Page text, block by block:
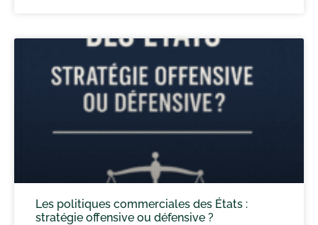
Les politiques commerciales des États :
stratégie offensive ou défensive ?